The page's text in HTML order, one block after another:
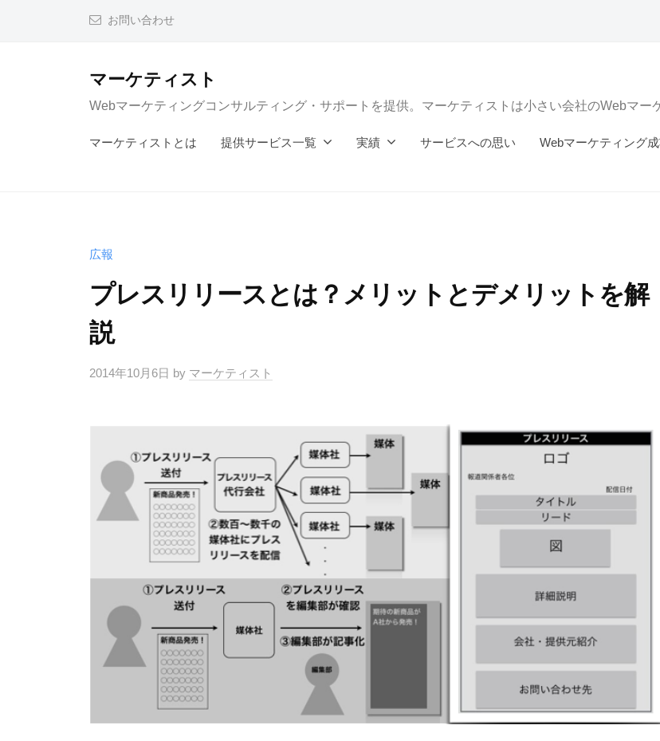
お問い合わせ
マーケティスト
Webマーケティングコンサルティング・サポートを提供。マーケティストは小さい会社のWebマー
マーケティストとは 提供サービス一覧 実績 サービスへの思い Webマーケティング
広報
プレスリリースとは？メリットとデメリットを解
説
2014年10月6日 by マーケティスト